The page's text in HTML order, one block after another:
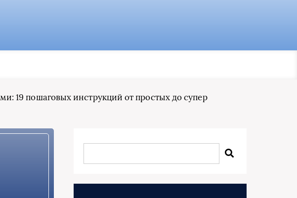
19 пошаговых инструкций от простых до супер